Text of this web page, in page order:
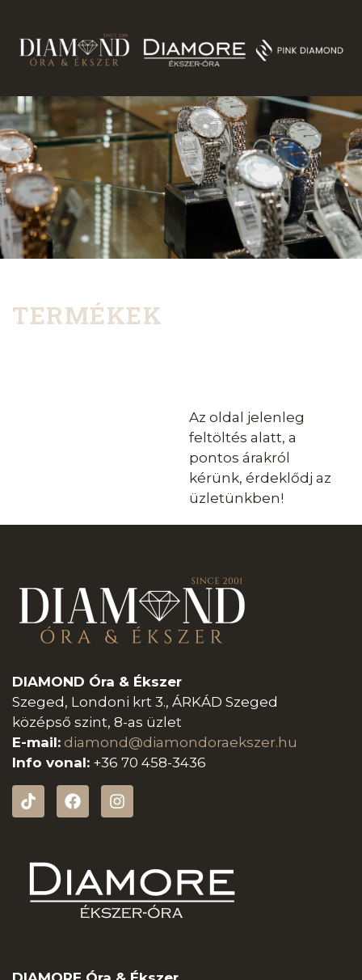
TERMÉKEK
Az oldal jelenleg
feltöltés alatt, a
pontos árakról
kérünk, érdeklődj az
üzletünkben!
DIAMOND Óra & Ékszer
Szeged, Londoni krt 3., ÁRKÁD Szeged
középső szint, 8-as üzlet
E-mail: diamond@diamondoraekszer.hu
Info vonal: +36 70 458-3436